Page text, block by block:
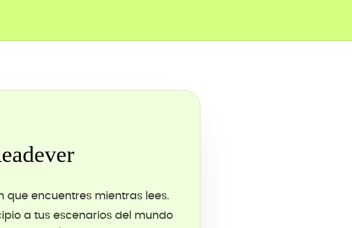
encuentres mientras lees.
a tus escenarios del mundo